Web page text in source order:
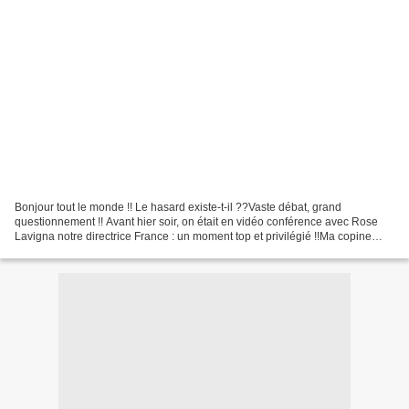
Bonjour tout le monde !! Le hasard existe-t-il ??Vaste débat, grand
questionnement !! Avant hier soir, on était en vidéo conférence avec Rose
Lavigna notre directrice France : un moment top et privilégié !!Ma copine